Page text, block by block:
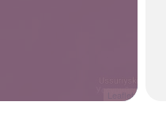
Leaflet